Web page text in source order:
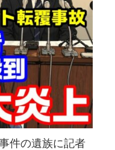
件の遺族に記者